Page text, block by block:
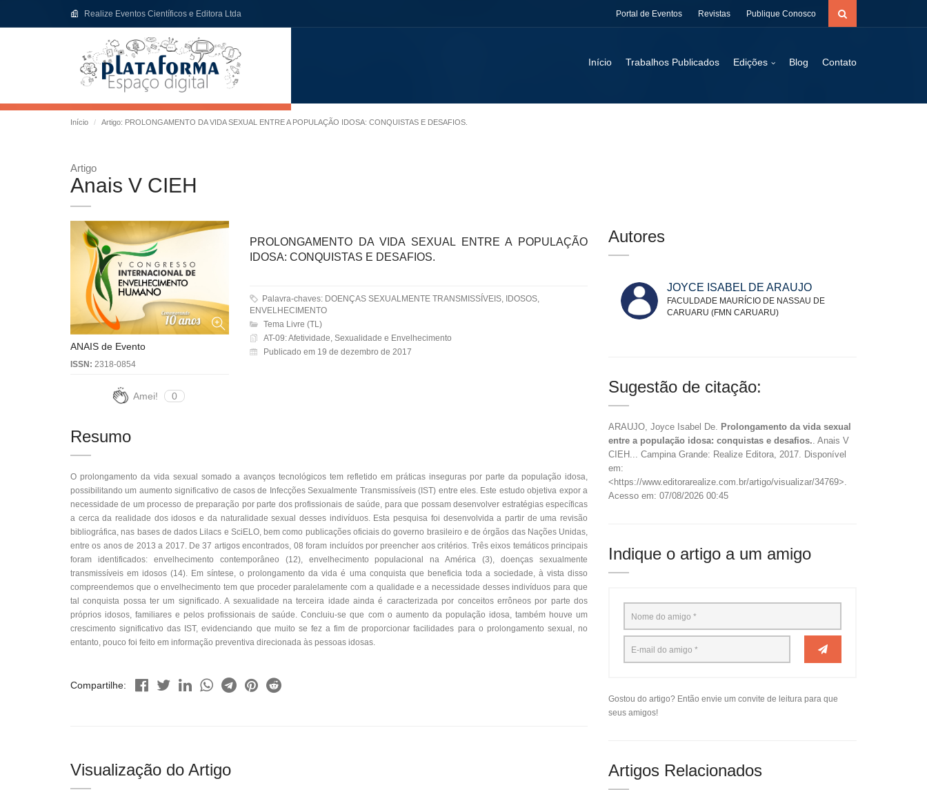
Realize Eventos Científicos e Editora Ltda Portal de Eventos Revistas Publique Conosco
Início Trabalhos Publicados Edições Blog Contato
Início Artigo: PROLONGAMENTO DA VIDA SEXUAL ENTRE A POPULAÇÃO IDOSA: CONQUISTAS E DESAFIOS.
Artigo
Anais V CIEH
ANAIS de Evento
ISSN: 2318-0854
Amei! 0
PROLONGAMENTO DA VIDA SEXUAL ENTRE A POPULAÇÃO
IDOSA: CONQUISTAS E DESAFIOS.
Palavra-chaves: DOENÇAS SEXUALMENTE TRANSMISSÍVEIS, IDOSOS,
ENVELHECIMENTO
Tema Livre (TL)
AT-09: Afetividade, Sexualidade e Envelhecimento
Publicado em 19 de dezembro de 2017
Resumo
O prolongamento da vida sexual somado a avanços tecnológicos tem refletido em práticas inseguras por parte da população idosa,
possibilitando um aumento significativo de casos de Infecções Sexualmente Transmissíveis (IST) entre eles. Este estudo objetiva expor a
necessidade de um processo de preparação por parte dos profissionais de saúde, para que possam desenvolver estratégias específicas
a cerca da realidade dos idosos e da naturalidade sexual desses indivíduos. Esta pesquisa foi desenvolvida a partir de uma revisão
bibliográfica, nas bases de dados Lilacs e SciELO, bem como publicações oficiais do governo brasileiro e de órgãos das Nações Unidas,
entre os anos de 2013 a 2017. De 37 artigos encontrados, 08 foram incluídos por preencher aos critérios. Três eixos temáticos principais
foram identificados: envelhecimento contemporâneo (12), envelhecimento populacional na América (3), doenças sexualmente
transmissíveis em idosos (14). Em síntese, o prolongamento da vida é uma conquista que beneficia toda a sociedade, à vista disso
compreendemos que o envelhecimento tem que proceder paralelamente com a qualidade e a necessidade desses indivíduos para que
tal conquista possa ter um significado. A sexualidade na terceira idade ainda é caracterizada por conceitos errôneos por parte dos
próprios idosos, familiares e pelos profissionais de saúde. Concluiu-se que com o aumento da população idosa, também houve um
crescimento significativo das IST, evidenciando que muito se fez a fim de proporcionar facilidades para o prolongamento sexual, no
entanto, pouco foi feito em informação preventiva direcionada às pessoas idosas.
Compartilhe:
Visualização do Artigo
Autores
JOYCE ISABEL DE ARAUJO
FACULDADE MAURÍCIO DE NASSAU DE
CARUARU (FMN CARUARU)
Sugestão de citação:
ARAUJO, Joyce Isabel De. Prolongamento da vida sexual
entre a população idosa: conquistas e desafios.. Anais V
CIEH... Campina Grande: Realize Editora, 2017. Disponível
em:
<https://www.editorarealize.com.br/artigo/visualizar/34769>.
Acesso em: 07/08/2026 00:45
Indique o artigo a um amigo
Gostou do artigo? Então envie um convite de leitura para que
seus amigos!
Artigos Relacionados